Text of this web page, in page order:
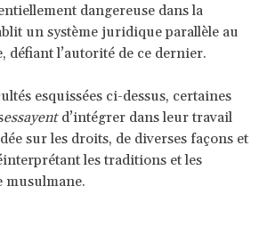
dangereuse dans la
un système juridique parallèle au
défiant l’autorité de ce dernier.
esquissées ci-dessus, certaines
essayentd’intégrer dans leur travail
sur les droits, de diverses façons et
les traditions et les
musulmane.